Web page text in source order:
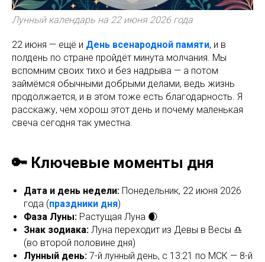
Лунный календарь на 22 июня 2026 года
22 июня — ещё и День всенародной памяти, и в
полдень по стране пройдёт минута молчания. Мы
вспомним своих тихо и без надрыва — а потом
займёмся обычными добрыми делами, ведь жизнь
продолжается, и в этом тоже есть благодарность. Я
расскажу, чем хорош этот день и почему маленькая
свеча сегодня так уместна.
🔑 Ключевые моменты дня
Дата и день недели: Понедельник, 22 июня 2026
года (праздники дня)
Фаза Луны: Растущая Луна 🌒
Знак зодиака: Луна переходит из Девы в Весы ♎
(во второй половине дня)
Лунный день: 7-й лунный день, с 13:21 по МСК — 8-й